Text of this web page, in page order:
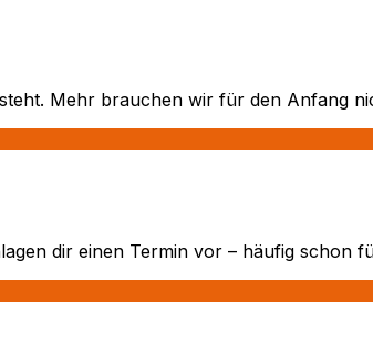
Mehr brauchen wir für den Anfang
dir einen Termin vor – häufig schon